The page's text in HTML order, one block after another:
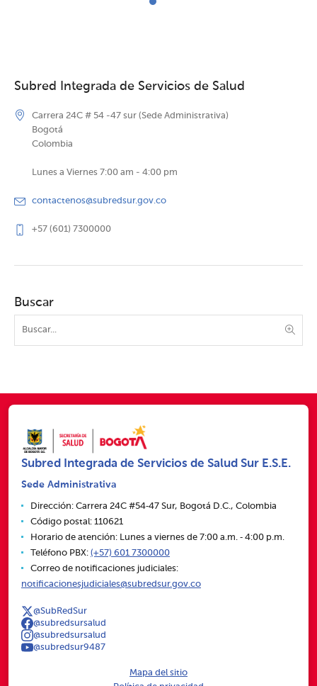
Subred Integrada de Servicios de Salud
Carrera 24C # 54 -47 sur (Sede Administrativa)
Bogotá
Colombia
Lunes a Viernes 7:00 am - 4:00 pm
contactenos@subredsur.gov.co
+57 (601) 7300000
Buscar
Subred Integrada de Servicios de Salud Sur E.S.E.
Sede Administrativa
Dirección: Carrera 24C #54‑47 Sur, Bogotá D.C., Colombia
Código postal: 110621
Horario de atención: Lunes a viernes de 7:00 a.m. ‑ 4:00 p.m.
Teléfono PBX: (+57) 601 7300000
Correo de notificaciones judiciales:
notificacionesjudiciales@subredsur.gov.co
@SubRedSur
@subredsursalud
@subredsursalud
@subredsur9487
Mapa del sitio